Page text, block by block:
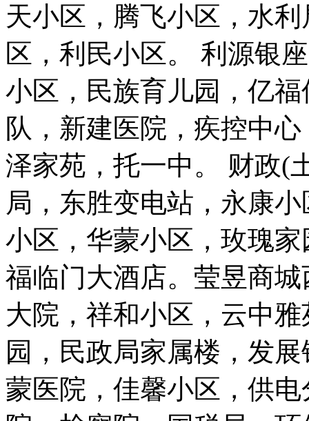
天小区，腾飞小区，水
区，利民小区。 利源银
小区，民族育儿园，亿
队，新建医院，疾控中
泽家苑，托一中。 财政(
局，东胜变电站，永康
小区，华蒙小区，玫瑰
福临门大酒店。莹昱商
大院，祥和小区，云中
园，民政局家属楼，发
蒙医院，佳馨小区，供